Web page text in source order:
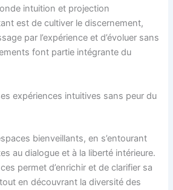
intuition et projection
est de cultiver le discernement,
par l’expérience et d’évoluer sans
font partie intégrante du
expériences intuitives sans peur du
bienveillants, en s’entourant
au dialogue et à la liberté intérieure.
permet d’enrichir et de clarifier sa
en découvrant la diversité des